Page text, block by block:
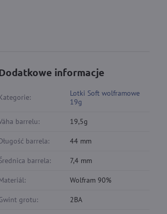
informacje
Lotki Soft wolframowe
19g
barrelu: 19,5g
barrela: 44 mm
barrela: 7,4 mm
Wolfram 90%
grotu: 2BA